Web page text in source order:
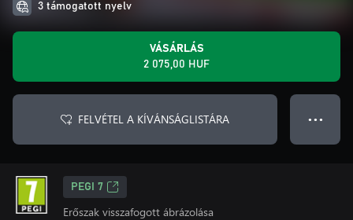
3 támogatott nyelv
VÁSÁRLÁS
2 075,00 HUF
FELVÉTEL A KÍVÁNSÁGLISTÁRA ● ● ●
PEGI 7
Erőszak visszafogott ábrázolása